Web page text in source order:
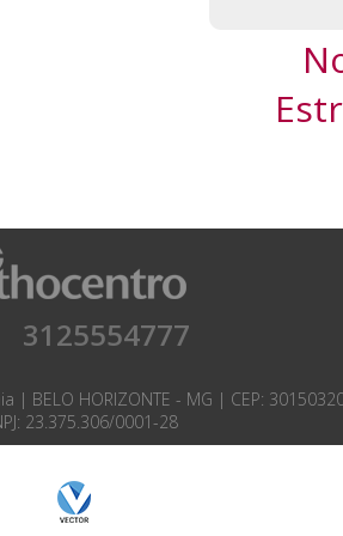
3125554777
| BELO HORIZONTE - MG | CEP:
23.375.306/0001-28